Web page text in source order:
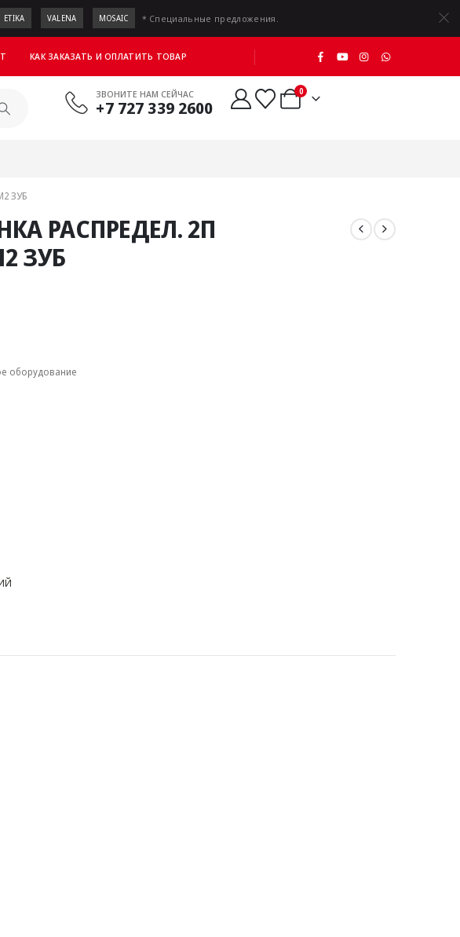
ETIKA VALENA MOSAIC * Специальные предложения.
КАК ЗАКАЗАТЬ И ОПЛАТИТЬ ТОВАР
ЗВОНИТЕ НАМ СЕЙЧАС
+7 727 339 2600
0
ЗУБ
РАСПРЕДЕЛ. 2П
ЗУБ
оборудование